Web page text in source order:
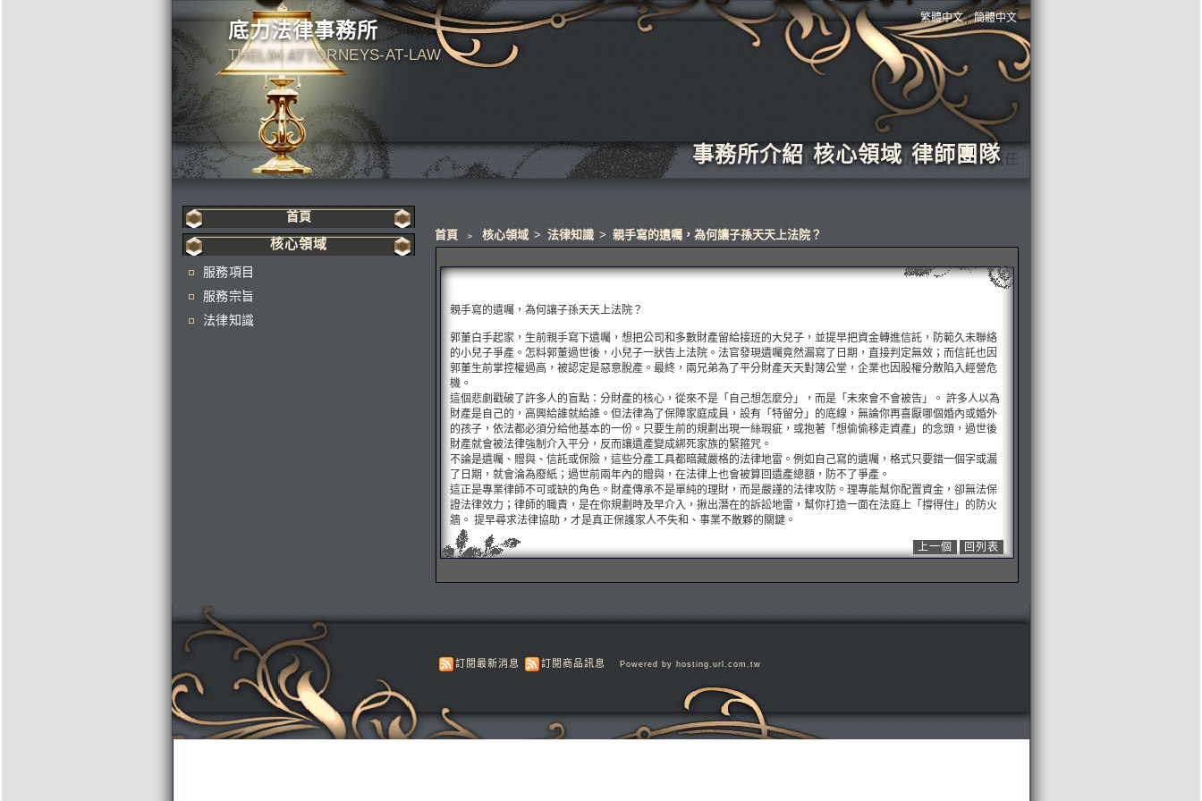
繁體中文|簡體中文
事務所介紹 核心領域 律師團隊
首頁 ﹥ 核心領域 > 法律知識 > 親手寫的遺囑，為何讓子孫天天上法院？
親手寫的遺囑，為何讓子孫天天上法院？
郭董白手起家，生前親手寫下遺囑，想把公司和多數財產留給接班的大兒子，並提早把資金轉進信託，防範久未聯絡
的小兒子爭產。怎料郭董過世後，小兒子一狀告上法院。法官發現遺囑竟然漏寫了日期，直接判定無效；而信託也因
郭董生前掌控權過高，被認定是惡意脫產。最終，兩兄弟為了平分財產天天對簿公堂，企業也因股權分散陷入經營危
機。
這個悲劇戳破了許多人的盲點：分財產的核心，從來不是「自己想怎麼分」，而是「未來會不會被告」。 許多人以為
財產是自己的，高興給誰就給誰。但法律為了保障家庭成員，設有「特留分」的底線，無論你再喜厭哪個婚內或婚外
的孩子，依法都必須分給他基本的一份。只要生前的規劃出現一絲瑕疵，或抱著「想偷偷移走資產」的念頭，過世後
財產就會被法律強制介入平分，反而讓遺產變成綁死家族的緊箍咒。
不論是遺囑、贈與、信託或保險，這些分產工具都暗藏嚴格的法律地雷。例如自己寫的遺囑，格式只要錯一個字或漏
了日期，就會淪為廢紙；過世前兩年內的贈與，在法律上也會被算回遺產總額，防不了爭產。
這正是專業律師不可或缺的角色。財產傳承不是單純的理財，而是嚴謹的法律攻防。理專能幫你配置資金，卻無法保
證法律效力；律師的職責，是在你規劃時及早介入，揪出潛在的訴訟地雷，幫你打造一面在法庭上「撐得住」的防火
牆。 提早尋求法律協助，才是真正保護家人不失和、事業不散夥的關鍵。
上一個 回列表
首頁
核心領域
服務項目
服務宗旨
法律知識
訂閱最新消息 訂閱商品訊息 Powered by hosting.url.com.tw
底力法律事務所
THELIH ATTORNEYS-AT-LAW